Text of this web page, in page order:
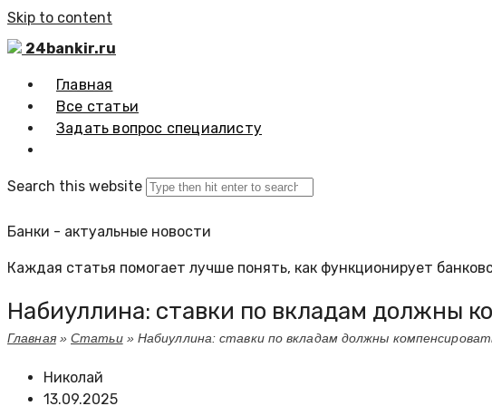
Skip to content
24bankir.ru
Главная
Все статьи
Задать вопрос специалисту
Search this website
Банки - актуальные новости
Каждая статья помогает лучше понять, как функционирует
Набиуллина: ставки по вкладам должны
Главная»Статьи» Набиуллина: ставки по вкладам должны
Николай
13.09.2025